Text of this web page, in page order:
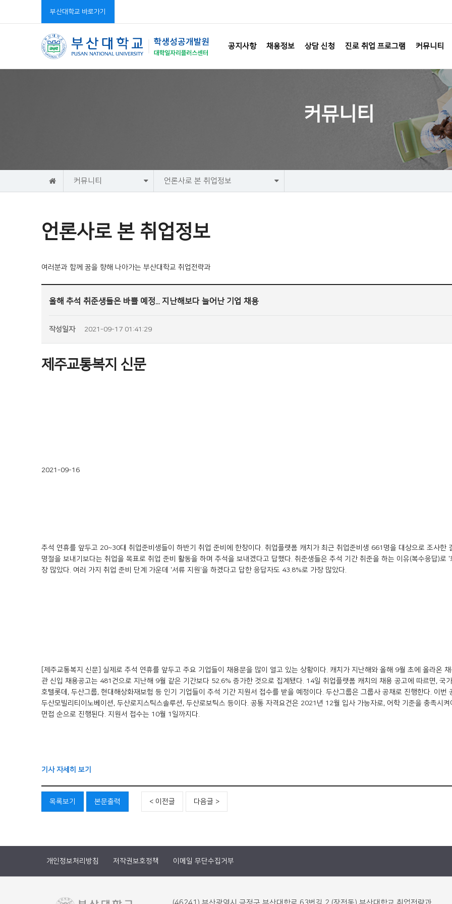
부산대학교 바로가기
공지사항 채용정보 상담 신청 진로 취업 프로그램 커뮤니티
커뮤니티
홈 커뮤니티 언론사로 본 취업정보
언론사로 본 취업정보
여러분과 함께 꿈을 향해 나아가는 부산대학교 취업전략과
올해 추석 취준생들은 바쁠 예정... 지난해보다 늘어난 기업 채용
작성일자 2021-09-17 01:41:29
제주교통복지 신문
2021-09-16
추석 연휴를 앞두고 20~30대 취업준비생들이 하반기 취업 준비에 한창이다. 취업플랫폼 캐치가 최근 취업준비생 661명을 대상으로 조사한
명절을 보내기보다는 취업을 목표로 취업 준비 활동을 하며 추석을 보내겠다고 답했다. 취준생들은 추석 기간 취준을 하는 이유(복수응답)
장 많았다. 여러 가지 취업 준비 단계 가운데 '서류 지원'을 하겠다고 답한 응답자도 43.8%로 가장 많았다.
[제주교통복지 신문] 실제로 추석 연휴를 앞두고 주요 기업들이 채용문을 많이 열고 있는 상황이다. 캐치가 지난해와 올해 9월 초에 올라온
관 신입 채용공고는 481건으로 지난해 9월 같은 기간보다 52.6% 증가한 것으로 집계됐다. 14일 취업플랫폼 캐치의 채용 공고에 따르면,
호텔롯데, 두산그룹, 현대해상화재보험 등 인기 기업들이 추석 기간 지원서 접수를 받을 예정이다. 두산그룹은 그룹사 공채로 진행한다. 이
두산모빌리티이노베이션, 두산로지스틱스솔루션, 두산로보틱스 등이다. 공통 자격요건은 2021년 12월 입사 가능자로, 어학 기준을 충족시
면접 순으로 진행된다. 지원서 접수는 10월 1일까지다.
기사 자세히 보기
목록보기 본문출력 < 이전글 다음글 >
개인정보처리방침 저작권보호정책 이메일 무단수집거부